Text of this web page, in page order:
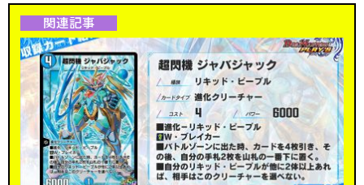
関連記事